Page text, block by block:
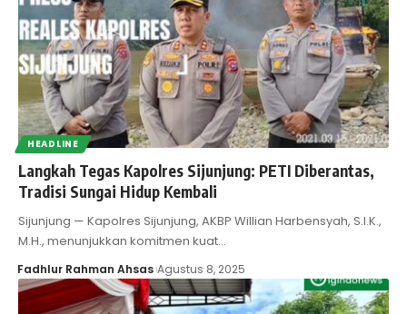
HEADLINE
Langkah Tegas Kapolres Sijunjung: PETI Diberantas,
Tradisi Sungai Hidup Kembali
Sijunjung — Kapolres Sijunjung, AKBP Willian Harbensyah, S.I.K.,
M.H., menunjukkan komitmen kuat…
Fadhlur Rahman Ahsas Agustus 8, 2025